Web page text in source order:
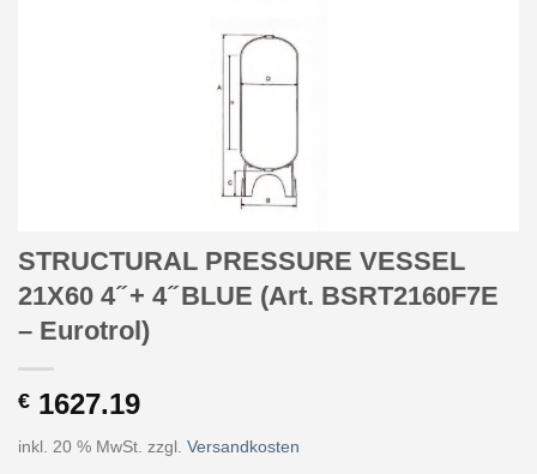
STRUCTURAL PRESSURE VESSEL
21X60 4 ̋ + 4 ̋ BLUE (Art. BSRT2160F7E
– Eurotrol)
€ 1627.19
inkl. 20 % MwSt. zzgl. Versandkosten